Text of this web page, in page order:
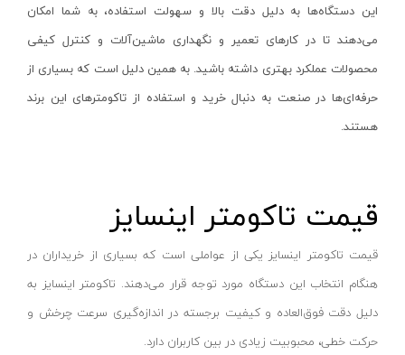
ضخامت سنج
گوشه یاب و مرکز یاب
گیج جوشکاری
میکرومتر
تراز لیزری
ساعت اندیکاتور
شمارشگر دیجیتال
عمق سنج
سنس-SENS
تسلا-Tesla
شیوا امواج-Shivaamvaj
کامفورت-COMFORT
بایا-baya
خراسان افشار نژاد-khorasan afshar nejad
این دستگاه‌ها به دلیل دقت بالا و سهولت استفاده، به شما امکان
می‌دهند تا در کارهای تعمیر و نگهداری ماشین‌آلات و کنترل کیفی
محصولات عملکرد بهتری داشته باشید. به همین دلیل است که بسیاری از
حرفه‌ای‌ها در صنعت به دنبال خرید و استفاده از تاکومترهای این برند
هستند.
قیمت تاکومتر اینسایز
قیمت تاکومتر اینسایز یکی از عواملی است که بسیاری از خریداران در
هنگام انتخاب این دستگاه مورد توجه قرار می‌دهند. تاکومتر اینسایز به
دلیل دقت فوق‌العاده و کیفیت برجسته در اندازه‌گیری سرعت چرخش و
حرکت خطی، محبوبیت زیادی در بین کاربران دارد.